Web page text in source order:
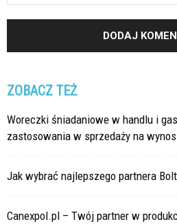
ZOBACZ TEŻ
Woreczki śniadaniowe w handlu i
zastosowania w sprzedaży na wynos
Jak wybrać najlepszego partnera
Canexpol.pl – Twój partner w